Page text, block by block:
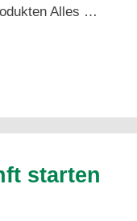
Alles …
starten